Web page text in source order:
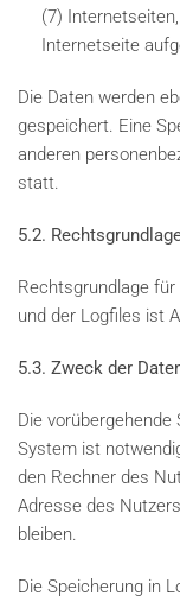
(7)
Internetseite
Die Daten werden
gespeichert. Eine
anderen
statt.
5.2.
Rechtsgrundlage
und der Logfiles ist
5.3. Zweck der
Die
System ist
den Rechner des
Adresse des
bleiben.
Die Speicherung in